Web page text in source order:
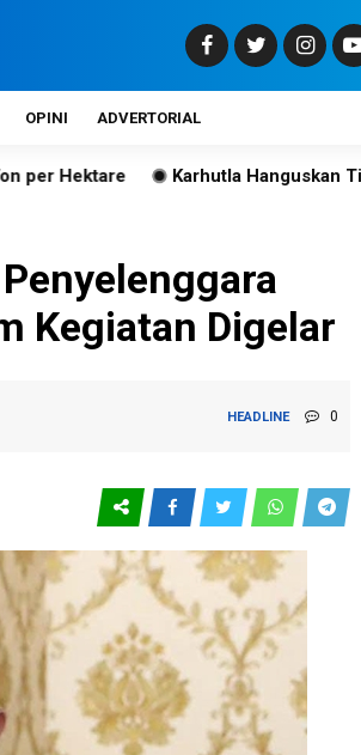
OPINI ADVERTORIAL
Karhutla Hanguskan Tiga Hektare
Kegiatan Digelar
HEADLINE 0